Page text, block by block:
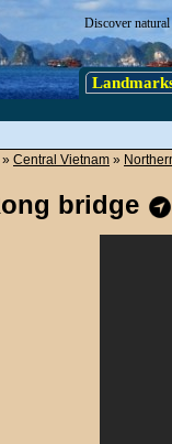
Discover
» Central Vietnam »
bridge